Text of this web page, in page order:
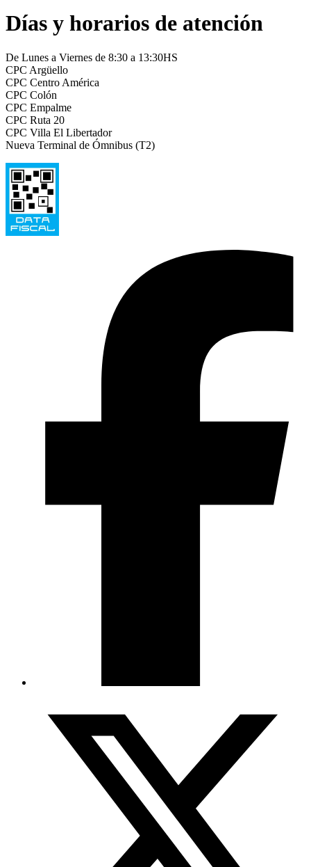
Días y horarios de atención
De Lunes a Viernes de 8:30 a 13:30HS
CPC Argüello
CPC Centro América
CPC Colón
CPC Empalme
CPC Ruta 20
CPC Villa El Libertador
Nueva Terminal de Ómnibus (T2)